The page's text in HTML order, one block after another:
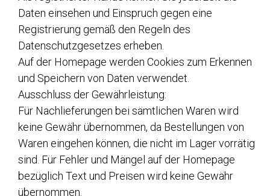
Daten einsehen und Einspruch gegen eine
Registrierung gemäß den Regeln des
Datenschutzgesetzes erheben.
Auf der Homepage werden Cookies zum Erkennen
und Speichern von Daten verwendet.
Ausschluss der Gewährleistung:
Für Nachlieferungen bei sämtlichen Waren wird
keine Gewähr übernommen, da Bestellungen von
Waren eingehen können, die nicht im Lager vorrätig
sind. Für Fehler und Mängel auf der Homepage
bezüglich Text und Preisen wird keine Gewähr
übernommen.